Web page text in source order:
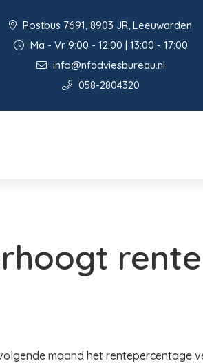
Postbus 7691, 8903 JR, Leeuwarden
Ma - Vr 9:00 - 12:00 | 13:00 - 17:00
info@nfadviesbureau.nl
058-2804320
maand het rentepercentage